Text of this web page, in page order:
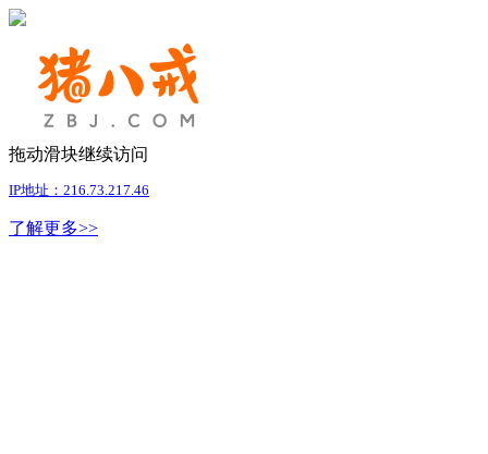
拖动滑块继续访问
IP地址：216.73.217.46
了解更多>>